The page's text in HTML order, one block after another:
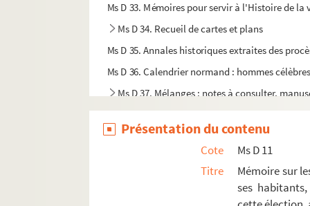
Ms D 33. Mémoires pour servir à l'Histoire de
Ms D 34. Recueil de cartes et plans
Ms D 35. Annales historiques extraites des
Ms D 36. Calendrier normand : hommes
Ms D 37. Mélanges : notes à consulter,
Ms D 38. Classification des prêtres natifs de
Ms D 39. Glossaire virois, par C. A. Seguin
Ms D 40. Tableau synoptique des familles et
Ms D 41. Biographies extraites de divers
Ms D 42. Notice sur Ursin de Tallevende par A.
Présentation du contenu
Cote
Ms D 11
Titre
Mémoire sur
ses